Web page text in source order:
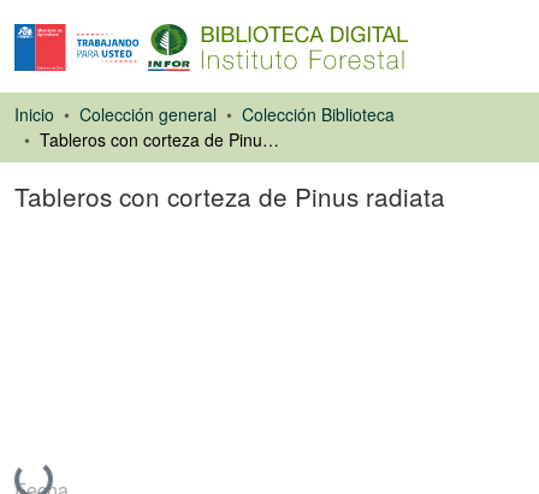
Inicio Colección general
Colección Biblioteca
Tableros con corteza de Pinus radiata
Tableros con corteza de Pinus radiata
Cargando...